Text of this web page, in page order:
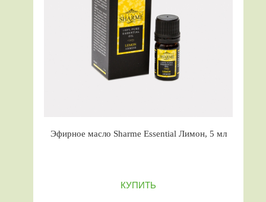
Эфирное масло Sharme Essential Лимон, 5 мл
КУПИТЬ